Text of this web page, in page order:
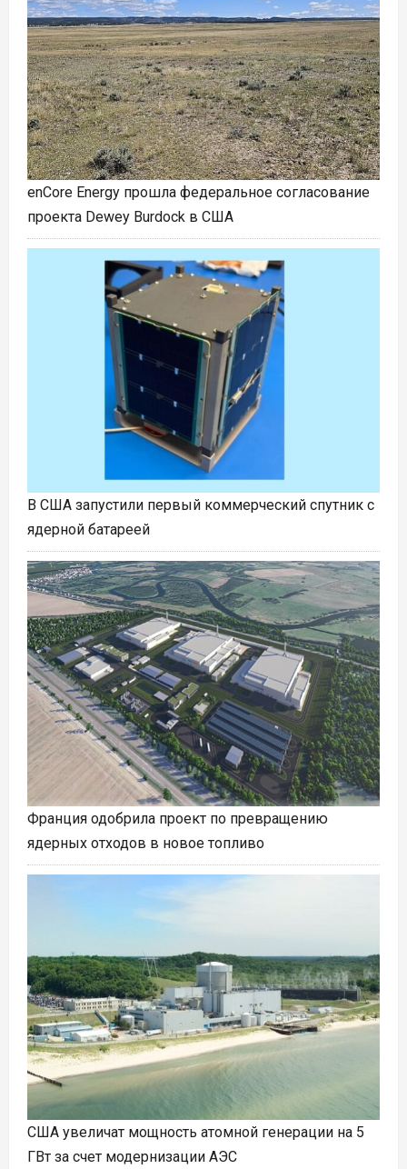
enCore Energy прошла федеральное согласование
проекта Dewey Burdock в США
В США запустили первый коммерческий спутник с
ядерной батареей
Франция одобрила проект по превращению
ядерных отходов в новое топливо
США увеличат мощность атомной генерации на 5
ГВт за счет модернизации АЭС